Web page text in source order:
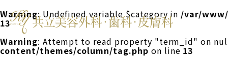
Warning: Undefined variable $category in /var/
13
Warning: Attempt to read property "term_id" on
content/themes/column/tag.phpon line13